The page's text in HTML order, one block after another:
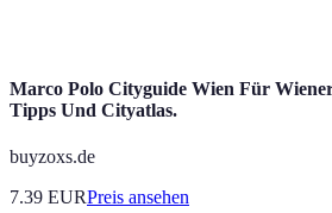
Marco Polo Cityguide Wien Für
Tipps Und Cityatlas.
buyzoxs.de
7.39 EURPreis ansehen